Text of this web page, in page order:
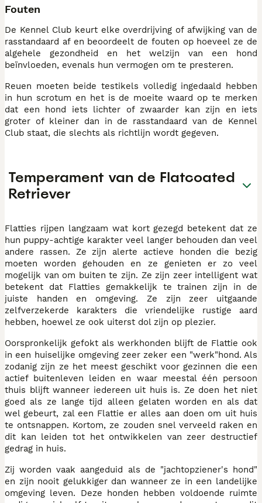
Fouten
De Kennel Club keurt elke overdrijving of afwijking van de
rasstandaard af en beoordeelt de fouten op hoeveel ze de
algehele gezondheid en het welzijn van een hond
beïnvloeden, evenals hun vermogen om te presteren.
Reuen moeten beide testikels volledig ingedaald hebben
in hun scrotum en het is de moeite waard op te merken
dat een hond iets lichter of zwaarder kan zijn en iets
groter of kleiner dan in de rasstandaard van de Kennel
Club staat, die slechts als richtlijn wordt gegeven.
Temperament van de Flatcoated
Retriever
Flatties rijpen langzaam wat kort gezegd betekent dat ze
hun puppy-achtige karakter veel langer behouden dan veel
andere rassen. Ze zijn alerte actieve honden die bezig
moeten worden gehouden en ze genieten er zo veel
mogelijk van om buiten te zijn. Ze zijn zeer intelligent wat
betekent dat Flatties gemakkelijk te trainen zijn in de
juiste handen en omgeving. Ze zijn zeer uitgaande
zelfverzekerde karakters die vriendelijke rustige aard
hebben, hoewel ze ook uiterst dol zijn op plezier.
Oorspronkelijk gefokt als werkhonden blijft de Flattie ook
in een huiselijke omgeving zeer zeker een "werk"hond. Als
zodanig zijn ze het meest geschikt voor gezinnen die een
actief buitenleven leiden en waar meestal één persoon
thuis blijft wanneer iedereen uit huis is. Ze doen het niet
goed als ze lange tijd alleen gelaten worden en als dat
wel gebeurt, zal een Flattie er alles aan doen om uit huis
te ontsnappen. Kortom, ze zouden snel verveeld raken en
dit kan leiden tot het ontwikkelen van zeer destructief
gedrag in huis.
Zij worden vaak aangeduid als de "jachtopziener's hond"
en zijn nooit gelukkiger dan wanneer ze in een landelijke
omgeving leven. Deze honden hebben voldoende ruimte